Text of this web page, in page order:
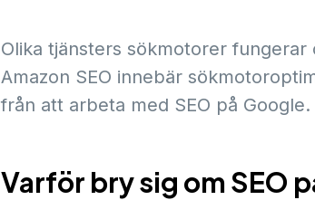
Olika tjänsters sökmotorer
Amazon SEO innebär
från att arbeta med SEO på Google.
Varför bry sig om SEO